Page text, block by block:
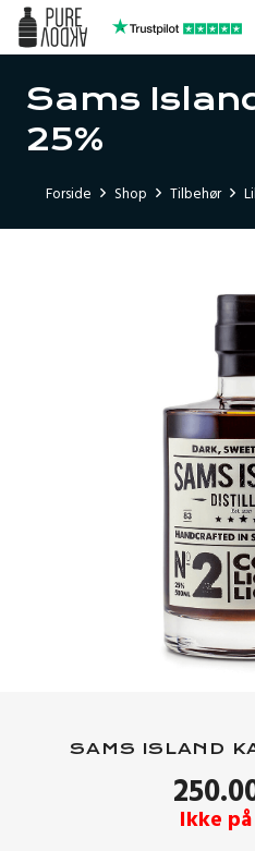
Sams
25%
Forside Shop Tilbehør
SAMS ISLAND
Ikke